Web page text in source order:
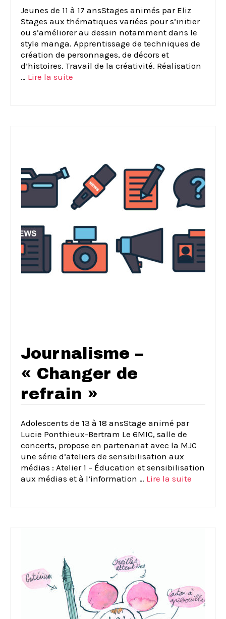
Jeunes de 11 à 17 ansStages animés par Eliz
Stages aux thématiques variées pour s’initier
ou s’améliorer au dessin notamment dans le
style manga. Apprentissage de techniques de
création de personnages, de décors et
d’histoires. Travail de la créativité. Réalisation
… Lire la suite­­
Journalisme –
« Changer de
refrain »
Adolescents de 13 à 18 ansStage animé par
Lucie Ponthieux-Bertram Le 6MIC, salle de
concerts, propose en partenariat avec la MJC
une série d’ateliers de sensibilisation aux
médias : Atelier 1 – Éducation et sensibilisation
aux médias et à l’information … Lire la suite­­